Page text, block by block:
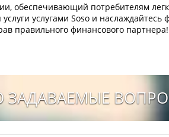
обеспечивающий потребителям
услугами Soso и
правильного финансового партнера!
ЗАДАВАЕМЫЕ